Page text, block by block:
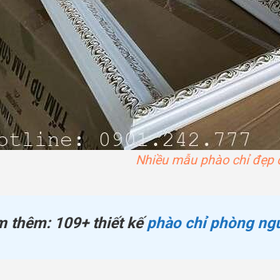
Nhiều mẫu phào chỉ
thêm: 109+ thiết kếphào chỉ phòng